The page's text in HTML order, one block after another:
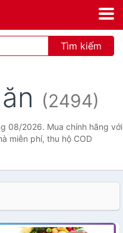
Tìm kiếm
(2494)
08/2026. Mua chính hãng với
miễn phí, thu hộ COD